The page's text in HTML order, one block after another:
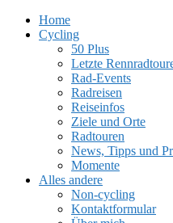
Home
Cycling
50 Plus
Letzte
Rad-Events
Radreisen
Reiseinfos
Ziele und Orte
Radtouren
News, Tipps und
Momente
Alles andere
Non-cycling
Kontaktformular